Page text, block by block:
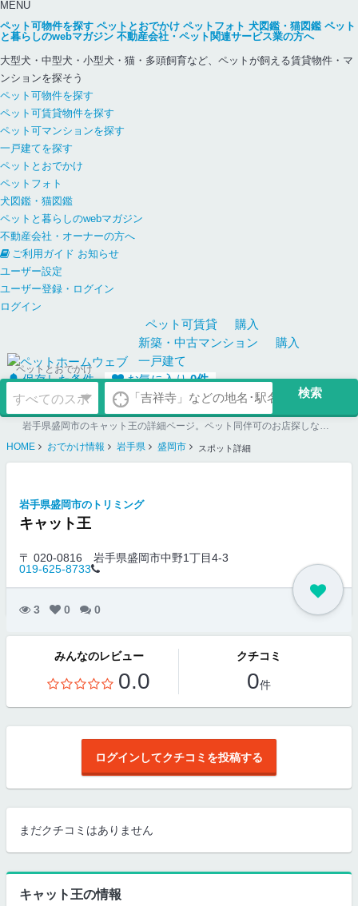
MENU
ペット可物件を探す ペットとおでかけ ペットフォト 犬図鑑・猫図鑑 ペット
と暮らしのwebマガジン 不動産会社・ペット関連サービス業の方へ
大型犬・中型犬・小型犬・猫・多頭飼育など、ペットが飼える賃貸物件・マ
ンションを探そう
ペット可物件を探す
ペット可賃貸物件を探す
ペット可マンションを探す
一戸建てを探す
ペットとおでかけ
ペットフォト
犬図鑑・猫図鑑
ペットと暮らしのwebマガジン
不動産会社・オーナーの方へ
ご利用ガイド お知らせ
ユーザー設定
ユーザー登録・ログイン
ログイン
ペット可賃貸
購入
新築・中古マンション
購入
一戸建て
保存した条件
お気に入り0件
ペットとおでかけ
岩手県盛岡市のキャット王の詳細ページ。ペット同伴可のお店探しならペットホームウェブ。ペット可賃貸のお部屋探し、ペット可マンション購入のご検討時にもご利用ください。
HOME
おでかけ情報 岩手県 盛岡市 スポット詳細
岩手県盛岡市のトリミング
キャット王
〒 020-0816
岩手県盛岡市中野1丁目4-3
019-625-8733
3 0 0
みんなのレビュー
0.0
クチコミ
0件
ログインしてクチコミを投稿する
まだクチコミはありません
キャット王の情報